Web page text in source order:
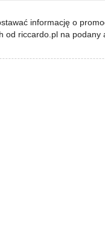
informację o
od riccardo.pl na podany